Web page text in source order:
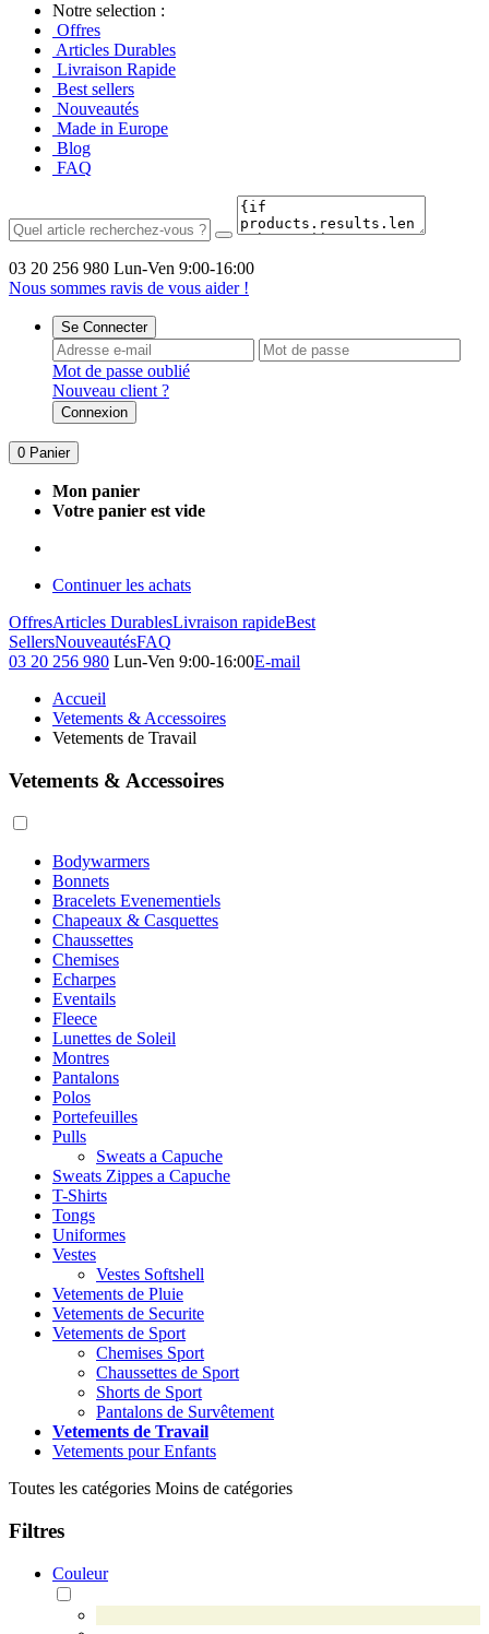
Notre selection :
Offres
Articles Durables
Livraison Rapide
Best sellers
Nouveautés
Made in Europe
Blog
FAQ
03 20 256 980 Lun-Ven 9:00-16:00
Nous sommes ravis de vous aider !
Se Connecter
Mot de passe oublié
Nouveau client ?
Connexion
0 Panier
Mon panier
Votre panier est vide
Continuer les achats
OffresArticles DurablesLivraison rapideBest
SellersNouveautésFAQ
03 20 256 980 Lun-Ven 9:00-16:00E-mail
Accueil
Vetements & Accessoires
Vetements de Travail
Vetements & Accessoires
Bodywarmers
Bonnets
Bracelets Evenementiels
Chapeaux & Casquettes
Chaussettes
Chemises
Echarpes
Eventails
Fleece
Lunettes de Soleil
Montres
Pantalons
Polos
Portefeuilles
Pulls
Sweats a Capuche
Sweats Zippes a Capuche
T-Shirts
Tongs
Uniformes
Vestes
Vestes Softshell
Vetements de Pluie
Vetements de Securite
Vetements de Sport
Chemises Sport
Chaussettes de Sport
Shorts de Sport
Pantalons de Survêtement
Vetements de Travail
Vetements pour Enfants
Toutes les catégories Moins de catégories
Filtres
Couleur